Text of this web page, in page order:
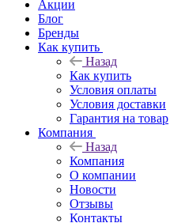
Акции
Блог
Бренды
Как купить
Назад
Как купить
Условия оплаты
Условия доставки
Гарантия на товар
Компания
Назад
Компания
О компании
Новости
Отзывы
Контакты